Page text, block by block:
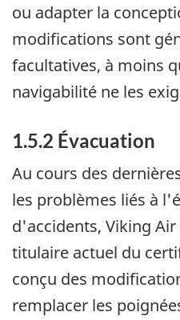
ou adapter la
modifications sont
facultatives, à moins
navigabilité ne les
1.5.2 Évacuation
Au cours des
les problèmes liés à
d'accidents, Viking Air
titulaire actuel du
conçu des
remplacer les